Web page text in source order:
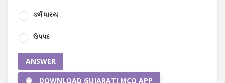
કર્મ ધારય
ઉપપદ
ANSWER
DOWNLOAD GUJARATI MCQ APP